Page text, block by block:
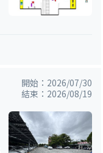
開始：2026/07/30
結束：2026/08/19